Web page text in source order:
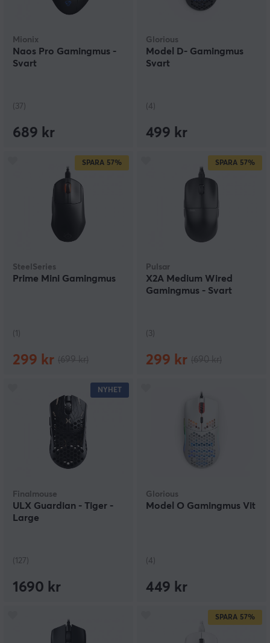
Mionix
Naos Pro Gamingmus -
Svart
(37)
689 kr
Glorious
Model D- Gamingmus
Svart
(4)
499 kr
SPARA 57%
SteelSeries
Prime Mini Gamingmus
(1)
299 kr
SPARA 57%
Pulsar
X2A Medium Wired
Gamingmus - Svart
(3)
299 kr
NYHET
Finalmouse
ULX Guardian - Tiger -
Large
(127)
1690 kr
Glorious
Model O Gamingmus Vit
(4)
449 kr
SPARA 57%